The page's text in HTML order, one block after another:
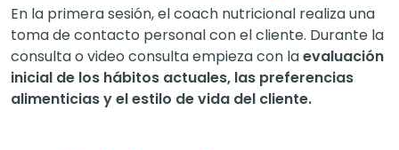
En la primera sesión, el coach nutricional realiza una
toma de contacto personal con el cliente. Durante la
consulta o video consulta empieza con laevaluación
inicial de los hábitos actuales, las preferencias
alimenticias y el estilo de vida del cliente.